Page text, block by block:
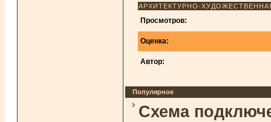
АРХИТЕКТУРНО-
Просмотров:
Оценка:
Автор:
Популярное
Схема